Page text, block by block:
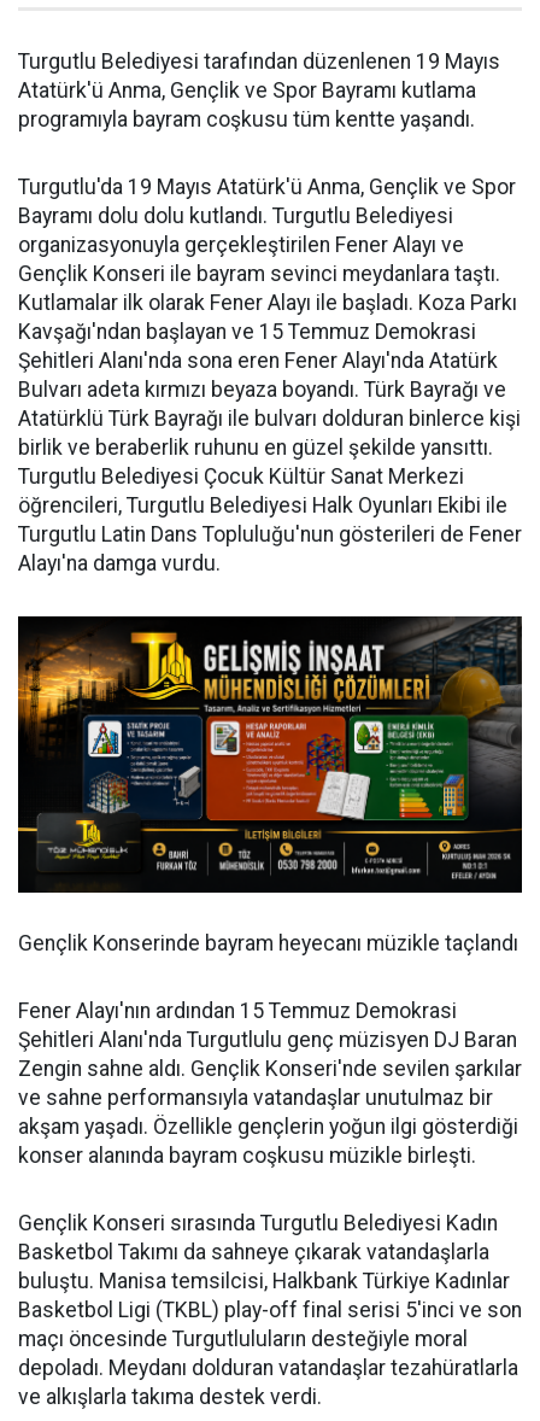
Turgutlu Belediyesi tarafından düzenlenen 19 Mayıs
Atatürk'ü Anma, Gençlik ve Spor Bayramı kutlama
programıyla bayram coşkusu tüm kentte yaşandı.
Turgutlu'da 19 Mayıs Atatürk'ü Anma, Gençlik ve Spor
Bayramı dolu dolu kutlandı. Turgutlu Belediyesi
organizasyonuyla gerçekleştirilen Fener Alayı ve
Gençlik Konseri ile bayram sevinci meydanlara taştı.
Kutlamalar ilk olarak Fener Alayı ile başladı. Koza Parkı
Kavşağı'ndan başlayan ve 15 Temmuz Demokrasi
Şehitleri Alanı'nda sona eren Fener Alayı'nda Atatürk
Bulvarı adeta kırmızı beyaza boyandı. Türk Bayrağı ve
Atatürklü Türk Bayrağı ile bulvarı dolduran binlerce kişi
birlik ve beraberlik ruhunu en güzel şekilde yansıttı.
Turgutlu Belediyesi Çocuk Kültür Sanat Merkezi
öğrencileri, Turgutlu Belediyesi Halk Oyunları Ekibi ile
Turgutlu Latin Dans Topluluğu'nun gösterileri de Fener
Alayı'na damga vurdu.
Gençlik Konserinde bayram heyecanı müzikle taçlandı
Fener Alayı'nın ardından 15 Temmuz Demokrasi
Şehitleri Alanı'nda Turgutlulu genç müzisyen DJ Baran
Zengin sahne aldı. Gençlik Konseri'nde sevilen şarkılar
ve sahne performansıyla vatandaşlar unutulmaz bir
akşam yaşadı. Özellikle gençlerin yoğun ilgi gösterdiği
konser alanında bayram coşkusu müzikle birleşti.
Gençlik Konseri sırasında Turgutlu Belediyesi Kadın
Basketbol Takımı da sahneye çıkarak vatandaşlarla
buluştu. Manisa temsilcisi, Halkbank Türkiye Kadınlar
Basketbol Ligi (TKBL) play-off final serisi 5'inci ve son
maçı öncesinde Turgutluluların desteğiyle moral
depoladı. Meydanı dolduran vatandaşlar tezahüratlarla
ve alkışlarla takıma destek verdi.